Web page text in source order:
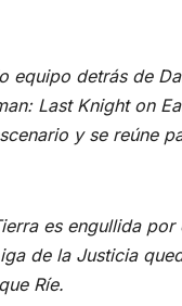
equipo detrás de
Last Knight on
y se reúne
es engullida por
de la Justicia
Ríe.